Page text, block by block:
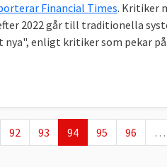
Financial Times. Kritiker
2022 går till traditionella
enligt kritiker som pekar
sida
Page
92 Page
93 Nuvarande sida
94 Page
95 Page
96 …